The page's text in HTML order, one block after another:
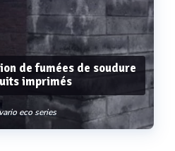
de fumées de soudure
imprimés
eco series